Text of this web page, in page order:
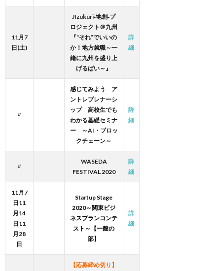
11月7
日(土)
JIzukuri‐地創‐プ
ロジェクト＠九州
『“それ”でいいの
か！地方就職～一
緒に九州を盛り上
げるばい～』
詳
細
〃
感じてみよう ア
ントレプレナーシ
ップ 高校生でも
わかる基礎セミナ
ー ～AI・ブロッ
クチェーン～
詳
細
〃
WASEDA
FESTIVAL 2020
詳
細
11月7
日11
月14
日11
月28
日
Startup Stage
2020～関東ビジ
ネスプランコンテ
スト～【一般の
部】
詳
細
【応募締め切り】